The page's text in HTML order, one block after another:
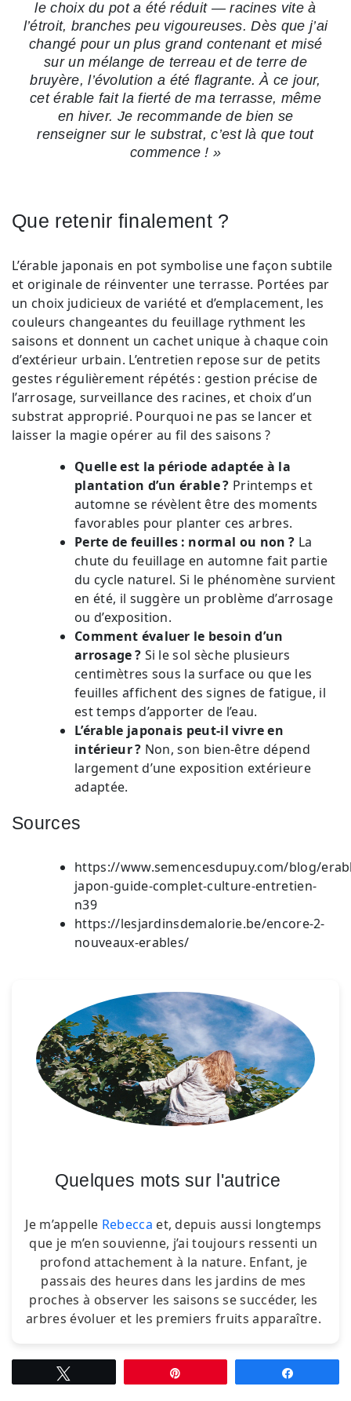
le choix du pot a été réduit — racines vite à
l’étroit, branches peu vigoureuses. Dès que j’ai
changé pour un plus grand contenant et misé
sur un mélange de terreau et de terre de
bruyère, l’évolution a été flagrante. À ce jour,
cet érable fait la fierté de ma terrasse, même
en hiver. Je recommande de bien se
renseigner sur le substrat, c’est là que tout
commence ! »
Que retenir finalement ?
L’érable japonais en pot symbolise une façon subtile
et originale de réinventer une terrasse. Portées par
un choix judicieux de variété et d’emplacement, les
couleurs changeantes du feuillage rythment les
saisons et donnent un cachet unique à chaque coin
d’extérieur urbain. L’entretien repose sur de petits
gestes régulièrement répétés : gestion précise de
l’arrosage, surveillance des racines, et choix d’un
substrat approprié. Pourquoi ne pas se lancer et
laisser la magie opérer au fil des saisons ?
Quelle est la période adaptée à la
plantation d’un érable ? Printemps et
automne se révèlent être des moments
favorables pour planter ces arbres.
Perte de feuilles : normal ou non ? La
chute du feuillage en automne fait partie
du cycle naturel. Si le phénomène survient
en été, il suggère un problème d’arrosage
ou d’exposition.
Comment évaluer le besoin d’un
arrosage ? Si le sol sèche plusieurs
centimètres sous la surface ou que les
feuilles affichent des signes de fatigue, il
est temps d’apporter de l’eau.
L’érable japonais peut-il vivre en
intérieur ? Non, son bien-être dépend
largement d’une exposition extérieure
adaptée.
Sources
https://www.semencesdupuy.com/blog/
japon-guide-complet-culture-entretien-
n39
https://lesjardinsdemalorie.be/encore-2-
nouveaux-erables/
Quelques mots sur l'autrice
Je m’appelle Rebecca et, depuis aussi longtemps
que je m’en souvienne, j’ai toujours ressenti un
profond attachement à la nature. Enfant, je
passais des heures dans les jardins de mes
proches à observer les saisons se succéder, les
arbres évoluer et les premiers fruits apparaître.